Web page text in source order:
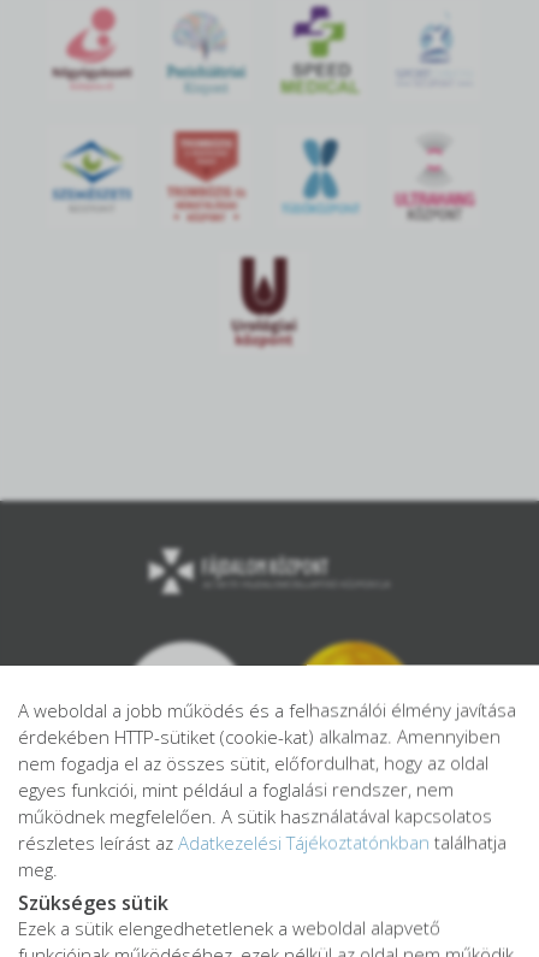
Adatkezelési tájékoztató
A weboldal a jobb működés és a felhasználói élmény javítása
érdekében HTTP-sütiket (cookie-kat) alkalmaz. Amennyiben
nem fogadja el az összes sütit, előfordulhat, hogy az oldal
egyes funkciói, mint például a foglalási rendszer, nem
működnek megfelelően. A sütik használatával kapcsolatos
részletes leírást az Adatkezelési Tájékoztatónkban találhatja
meg.
Szükséges sütik
Ezek a sütik elengedhetetlenek a weboldal alapvető